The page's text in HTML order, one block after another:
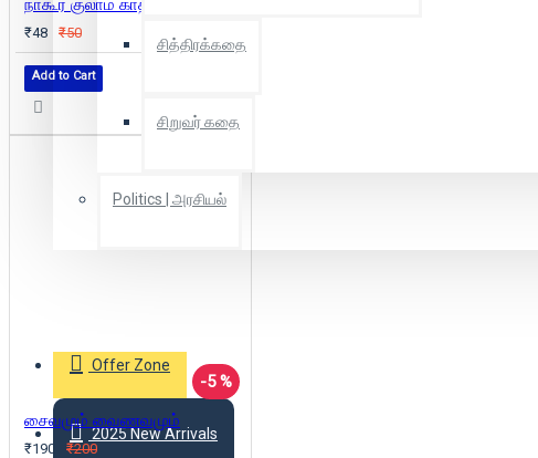
சித்திரக்கதை
சிறுவர் கதை
Politics | அரசியல்
Offer Zone
2025 New Arrivals
நாகூர் குலாம் காதிறு நாவலர்
₹48 ₹50
Add to Cart
-5 %
சைவமும் வைணவமும்
₹190 ₹200